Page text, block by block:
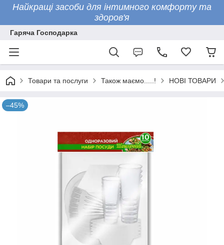
Найкращі засоби для інтимного комфорту та
здоров'я
Гаряча Господарка
Товари та послуги Також маємо.....! НОВІ ТОВАРИ
–45%